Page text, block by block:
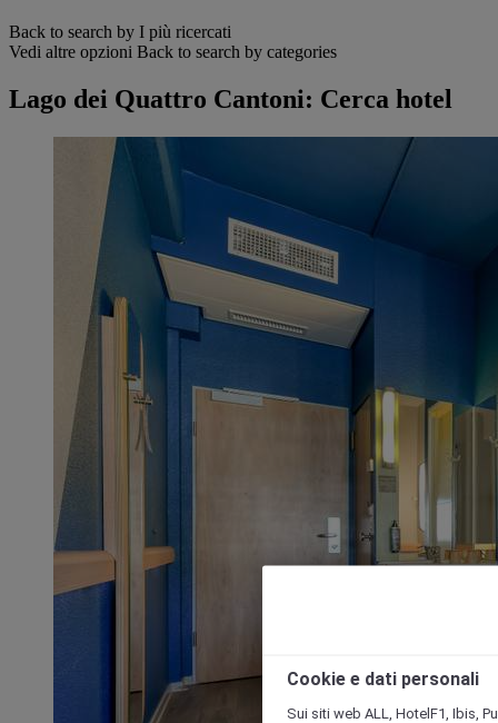
Back to search by I più ricercati
Vedi altre opzioni Back to search by categories
Lago dei Quattro Cantoni: Cerca hotel
Cookie e dati personali
Sui siti web ALL, HotelF1, Ibis,